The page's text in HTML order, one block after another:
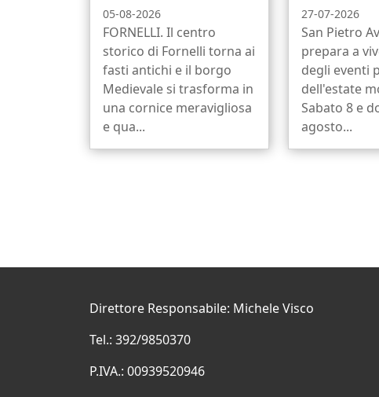
05-08-2026
FORNELLI. Il centro
storico di Fornelli torna ai
fasti antichi e il borgo
Medievale si trasforma in
una cornice meravigliosa
e qua...
27-07-2026
San Pietro
prepara a
degli eventi
dell'estate
Sabato 8 e
agosto...
Direttore Responsabile: Michele Visco
Tel.: 392/9850370
P.IVA.: 00939520946